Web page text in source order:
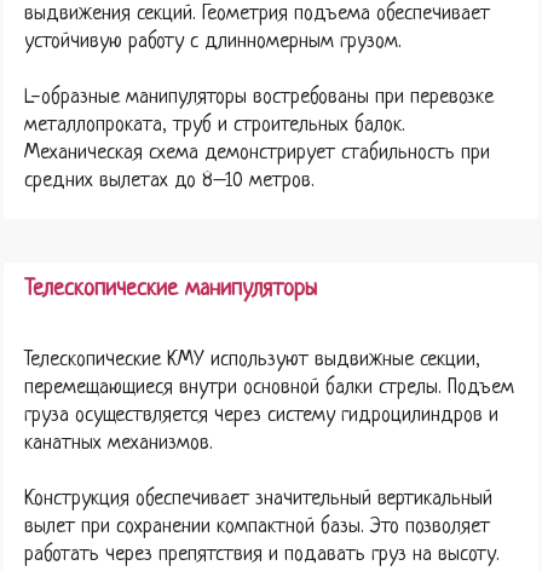
выдвижения секций. Геометрия подъема обеспечивает
устойчивую работу с длинномерным грузом.
L-образные манипуляторы востребованы при перевозке
металлопроката, труб и строительных балок.
Механическая схема демонстрирует стабильность при
средних вылетах до 8–10 метров.
Телескопические манипуляторы
Телескопические КМУ используют выдвижные секции,
перемещающиеся внутри основной балки стрелы. Подъем
груза осуществляется через систему гидроцилиндров и
канатных механизмов.
Конструкция обеспечивает значительный вертикальный
вылет при сохранении компактной базы. Это позволяет
работать через препятствия и подавать груз на высоту.